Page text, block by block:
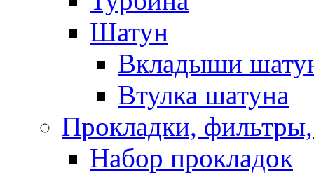
Шатун
Вкладыши
Втулка шатуна
Прокладки,
Набор прокладок